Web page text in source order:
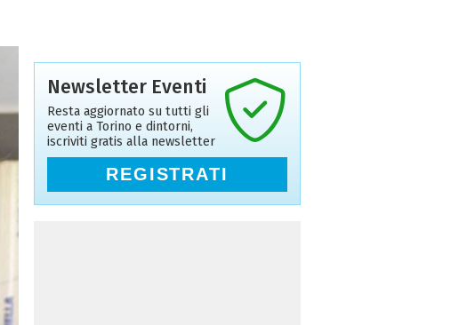
Newsletter Eventi
Resta aggiornato su tutti gli
eventi a Torino e dintorni,
iscriviti gratis alla newsletter
REGISTRATI